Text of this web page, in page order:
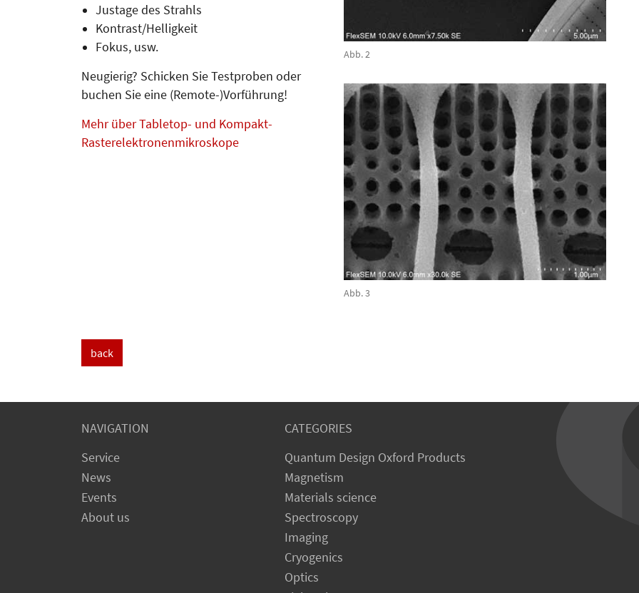
Abb. 2
Abb. 3
Justage des Strahls
Kontrast/Helligkeit
Fokus, usw.
Neugierig? Schicken Sie Testproben oder
buchen Sie eine (Remote-)Vorführung!
Mehr über Tabletop- und Kompakt-
Rasterelektronenmikroskope
back
NAVIGATION
Service
News
Events
About us
CATEGORIES
Quantum Design Oxford Products
Magnetism
Materials science
Spectroscopy
Imaging
Cryogenics
Optics